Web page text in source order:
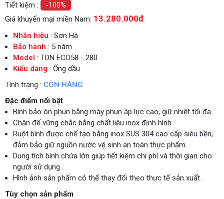
Tiết kiệm :
-100%
Giá khuyến mại miền Nam: 13.280.000đ
Nhãn hiệu : Sơn Hà
Bảo hành : 5 năm
Model : TDN ECO58 - 280
Kiểu dáng : Ống dầu
Tình trạng : CÒN HÀNG
Đặc điểm nổi bật
Bình bảo ôn phun bằng máy phun áp lực cao, giữ nhiệt tối đa.
Chân đế vững chắc bằng chất liệu inox định hình.
Ruột bình được chế tạo bằng inox SUS 304 cao cấp siêu bền,
đảm bảo giữ nguồn nước vệ sinh an toàn thực phẩm.
Dung tích bình chứa lớn giúp tiết kiệm chi phí và thời gian cho
người sử dụng.
Hình ảnh sản phẩm có thể thay đổi theo thực tế sản xuất.
Tùy chọn sản phẩm